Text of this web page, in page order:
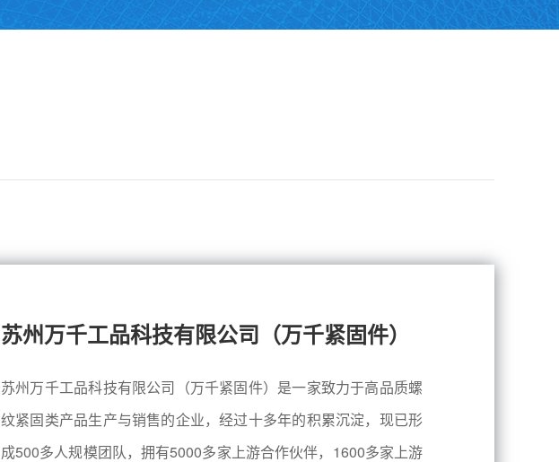
苏州万千工品科技有限公司（万千紧固件）
苏州万千工品科技有限公司（万千紧固件）是一家致力于高品质螺
纹紧固类产品生产与销售的企业，经过十多年的积累沉淀，现已形
成500多人规模团队，拥有5000多家上游合作伙伴，1600多家上游